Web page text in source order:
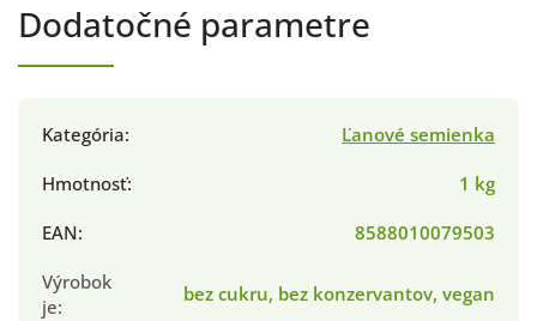
Dodatočné parametre
Kategória:
Ľanové semienka
Hmotnosť:
1 kg
EAN:
8588010079503
Výrobok
je:
bez cukru, bez konzervantov, vegan